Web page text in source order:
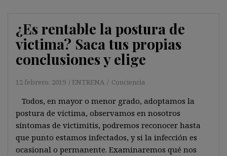
¿Es rentable la postura de
victima? Saca tus propias
conclusiones y elige
12 febrero, 2019 ENTRENA Conciencia
Todos, en mayor o menor grado, adoptamos la
postura de víctima, observamos en nosotros
síntomas de victimitis, podremos reconocer hasta
que punto estamos infectados, y si la infección es
ocasional o permanente. Examinaremos qué nos